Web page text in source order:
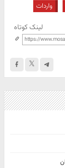
واردات
لینک کوتاه